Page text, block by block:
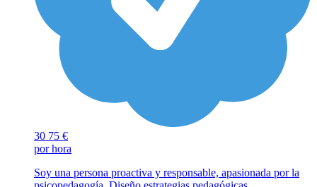
30 75 €
por hora
Soy una persona proactiva y responsable, apasionada por la